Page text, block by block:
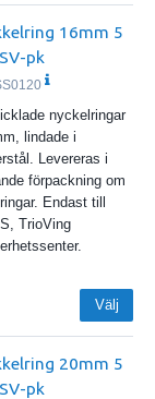
16mm 5
pk
nyckelringar
lindade i
Levereras i
förpackning om
Endast till
TrioVing
Välj
20mm 5
pk